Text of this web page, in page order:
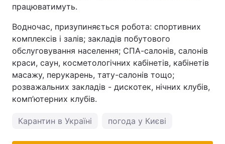
працюватимуть.
Водночас, призупиняється робота: спортивних
комплексів і залів; закладів побутового
обслуговування населення; СПА-салонів, салонів
краси, саун, косметологічних кабінетів, кабінетів
масажу, перукарень, тату-салонів тощо;
розважальних закладів - дискотек, нічних клубів,
комп’ютерних клубів.
Карантин в Україні погода у Києві